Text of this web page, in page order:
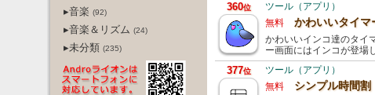
▸音楽 (92)
▸音楽＆リズム (24)
▸未分類 (235)
360位 ツール（アプリ）
無料 かわいいタイマ
かわいいインコ達のタイ
ー画面にはインコが登場
377位 ツール（アプリ）
無料 シンプル時間割